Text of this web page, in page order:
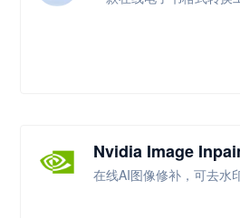
Nvidia Image
在线AI图像修补，可去水